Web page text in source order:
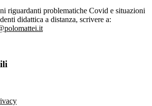
riguardanti problematiche Covid e situazioni
didattica a distanza, scrivere a: